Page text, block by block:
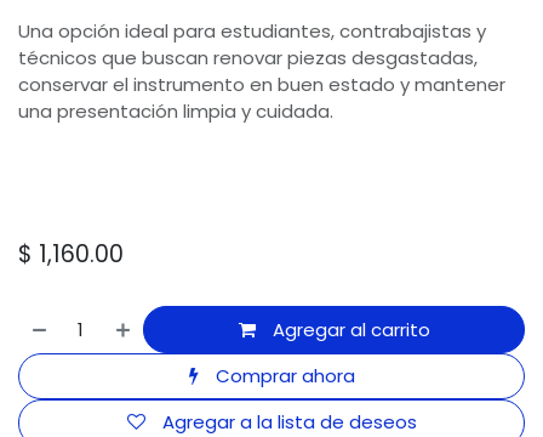
Una opción ideal para estudiantes, contrabajistas y
técnicos que buscan renovar piezas desgastadas,
conservar el instrumento en buen estado y mantener
una presentación limpia y cuidada.
$ 1,160.00
Agregar al carrito
Comprar ahora
Agregar a la lista de deseos